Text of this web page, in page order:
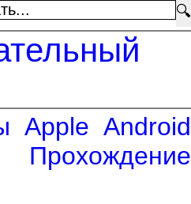
🔍
Apple Android
Прохождение